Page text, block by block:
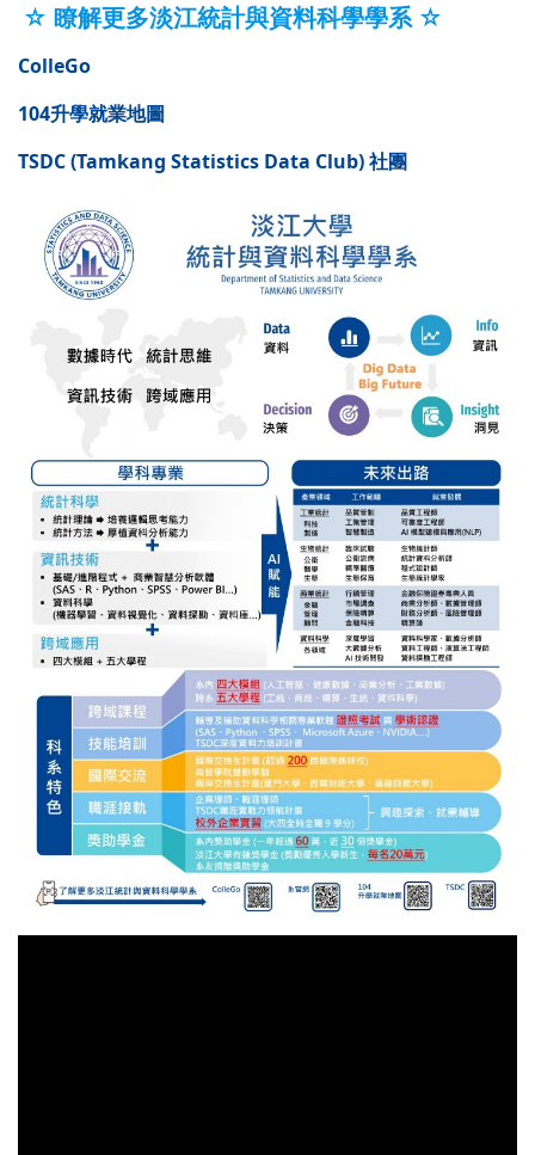
☆ 瞭解更多淡江統計與資料科學學系☆
ColleGo
104升學就業地圖
TSDC (Tamkang Statistics Data Club) 社團